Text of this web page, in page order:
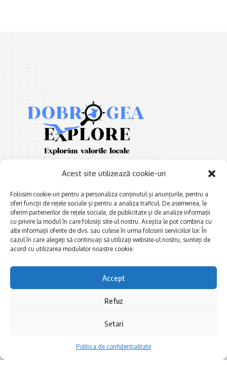
Acest site utilizează cookie-uri
Folosim cookie-uri pentru a personaliza conținutul și anunțurile, pentru a
oferi funcții de rețele sociale și pentru a analiza traficul. De asemenea, le
oferim partenerilor de rețele sociale, de publicitate și de analize informații
cu privire la modul în care folosiți site-ul nostru. Aceștia le pot combina cu
alte informații oferite de dvs. sau culese în urma folosirii serviciilor lor. În
cazul în care alegeți să continuați să utilizați website-ul nostru, sunteți de
acord cu utilizarea modulelor noastre cookie.
Accept
Refuz
Setari
Politica de confidentialitate
E xplorăm Dobrogea,
Explorăm valorile locale:
Deltă, Litoral, cele mai mari
biserici și mănăstiri, cele mai
FRUMOASE POVEȘTI.
Afaceri și meșteșuguri
Actualitate